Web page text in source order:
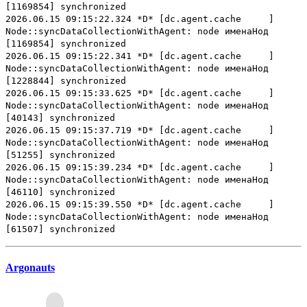
[1169854] synchronized
2026.06.15 09:15:22.324 *D* [dc.agent.cache ]
Node::syncDataCollectionWithAgent: node именаНод
[1169854] synchronized
2026.06.15 09:15:22.341 *D* [dc.agent.cache ]
Node::syncDataCollectionWithAgent: node именаНод
[1228844] synchronized
2026.06.15 09:15:33.625 *D* [dc.agent.cache ]
Node::syncDataCollectionWithAgent: node именаНод
[40143] synchronized
2026.06.15 09:15:37.719 *D* [dc.agent.cache ]
Node::syncDataCollectionWithAgent: node именаНод
[51255] synchronized
2026.06.15 09:15:39.234 *D* [dc.agent.cache ]
Node::syncDataCollectionWithAgent: node именаНод
[46110] synchronized
2026.06.15 09:15:39.550 *D* [dc.agent.cache ]
Node::syncDataCollectionWithAgent: node именаНод
[61507] synchronized
Argonauts